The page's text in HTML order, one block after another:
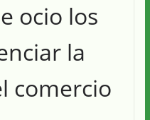
ocio los
la
comercio